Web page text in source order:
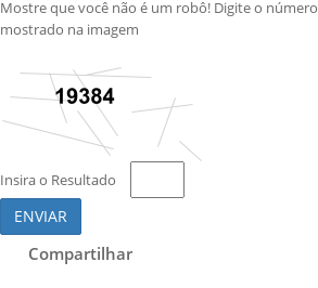
Mostre que você não é um robô! Digite o número
mostrado na imagem
Insira o Resultado
ENVIAR
Compartilhar